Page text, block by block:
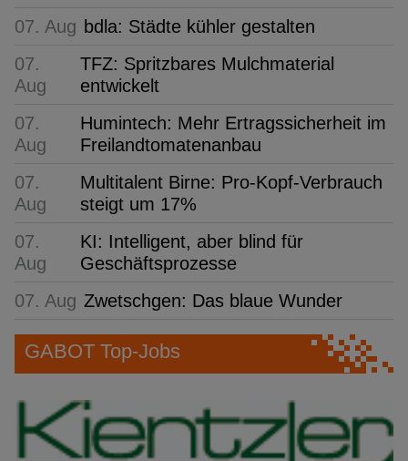
07. Aug bdla: Städte kühler gestalten
07.
Aug
TFZ: Spritzbares Mulchmaterial
entwickelt
07.
Aug
Humintech: Mehr Ertragssicherheit im
Freilandtomatenanbau
07.
Aug
Multitalent Birne: Pro-Kopf-Verbrauch
steigt um 17%
07.
Aug
KI: Intelligent, aber blind für
Geschäftsprozesse
07. Aug Zwetschgen: Das blaue Wunder
GABOT Top-Jobs